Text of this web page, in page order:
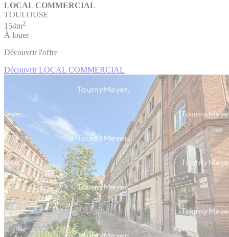
LOCAL COMMERCIAL
TOULOUSE
154m2
À louer
Découvrir l'offre
Découvrir LOCAL COMMERCIAL